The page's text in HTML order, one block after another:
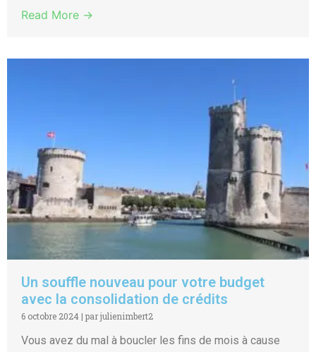
Read More →
Un souffle nouveau pour votre budget
avec la consolidation de crédits
6 octobre 2024 | par julienimbert2
Vous avez du mal à boucler les fins de mois à cause